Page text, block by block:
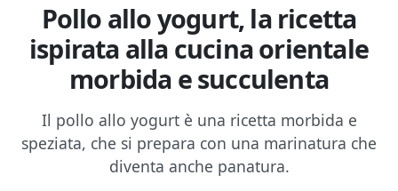
Pollo allo yogurt, la ricetta
ispirata alla cucina orientale
morbida e succulenta
Il pollo allo yogurt è una ricetta morbida e
speziata, che si prepara con una marinatura che
diventa anche panatura.